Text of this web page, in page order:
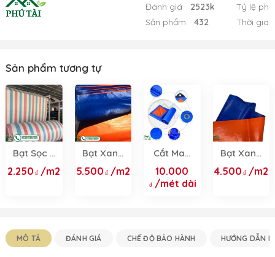
Đánh giá
2523k
Sản phẩm
432
Tỷ lệ
Thời
Sản phẩm tương tự
Bạt Sọc 3
Màu -
Giải Pháp
6m, 8m
2.250 /m2
Bạt Xanh
Cam 2 Da
Chính
10m &
5.500 /m2
Cắt May
Bạt Theo
Yêu Cầu
10.000
/mét dài
Bạt Xanh
Cam
4Mx50M
4.500 /m2
MÔ TẢ ĐÁNH GIÁ CHẾ ĐỘ BẢO HÀNH HƯỚNG DẪN